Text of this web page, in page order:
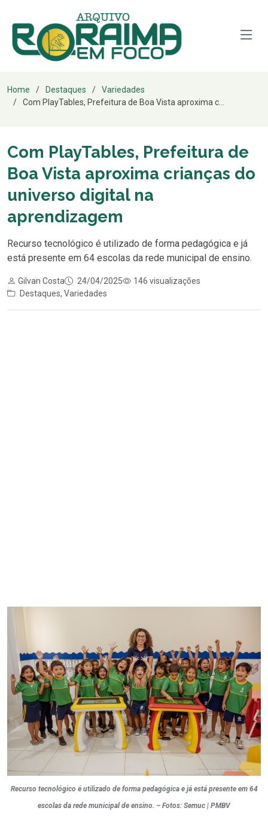
Home Destaques
Variedades
Com PlayTables, Prefeitura de Boa Vista aproxima c...
Com PlayTables, Prefeitura de
Boa Vista aproxima crianças do
universo digital na
aprendizagem
Recurso tecnológico é utilizado de forma pedagógica e já
está presente em 64 escolas da rede municipal de ensino.
Gilvan Costa 24/04/2025
146 visualizações
Destaques, Variedades
Recurso tecnológico é utilizado de forma pedagógica e já está presente em 64
escolas da rede municipal de ensino. – Fotos: Semuc | PMBV